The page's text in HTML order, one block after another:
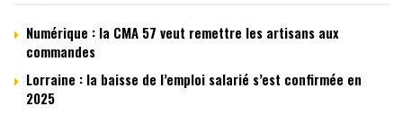
Numérique : la CMA 57 veut remettre les artisans aux
commandes
Lorraine : la baisse de l’emploi salarié s’est confirmée en
2025